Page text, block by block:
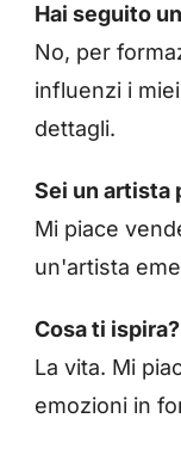
Hai seguito
No, per
influenzi i
dettagli.
Sei un artista
Mi piace
un'artista
Cosa ti ispira?
La vita. Mi
emozioni in